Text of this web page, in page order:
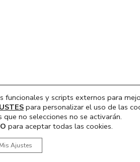
funcionales y scripts externos para
para personalizar el uso de las
no selecciones no se activarán.
para aceptar todas las cookies.
Mis Ajustes
que podemos ayudarte?